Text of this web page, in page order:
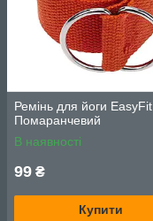
Ремінь для йоги EasyFit
Помаранчевий
В наявності
99 ₴
Купити